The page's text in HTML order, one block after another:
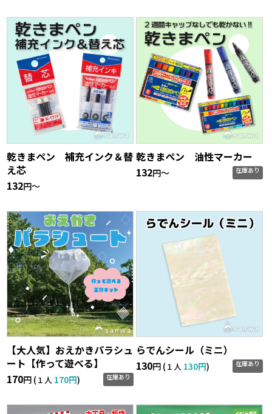
乾きまペン 補充インク＆替
え芯
132円〜
乾きまペン 油性マーカー
132円〜 在庫あり
【大人気】おえかきパラシュ
ート【作って遊べる】
170円 (１人 170円) 在庫あり
らでんシール（ミニ）
130円 (１人 130円) 在庫あり